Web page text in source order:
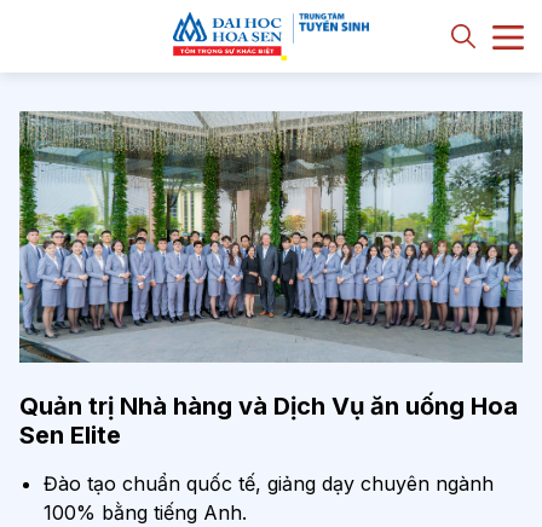
Quản trị Nhà hàng và Dịch Vụ ăn uống Hoa
Sen Elite
Đào tạo chuẩn quốc tế, giảng dạy chuyên ngành
100% bằng tiếng Anh.